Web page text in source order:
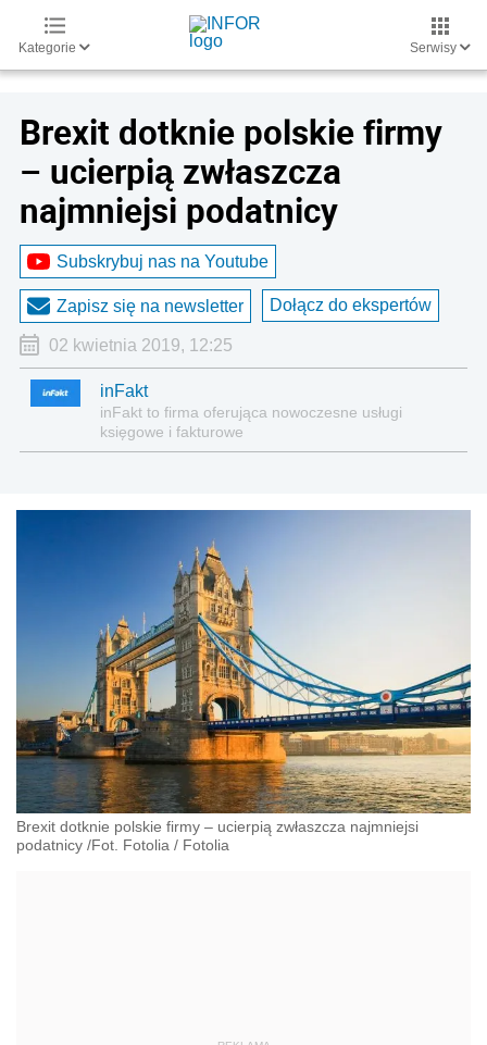
Kategorie Serwisy
Brexit dotknie polskie firmy
– ucierpią zwłaszcza
najmniejsi podatnicy
Subskrybuj nas na Youtube
Zapisz się na newsletter Dołącz do ekspertów
02 kwietnia 2019, 12:25
inFakt
inFakt to firma oferująca nowoczesne usługi
księgowe i fakturowe
Brexit dotknie polskie firmy – ucierpią zwłaszcza najmniejsi
podatnicy /Fot. Fotolia / Fotolia